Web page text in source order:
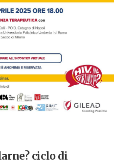
ciclo di